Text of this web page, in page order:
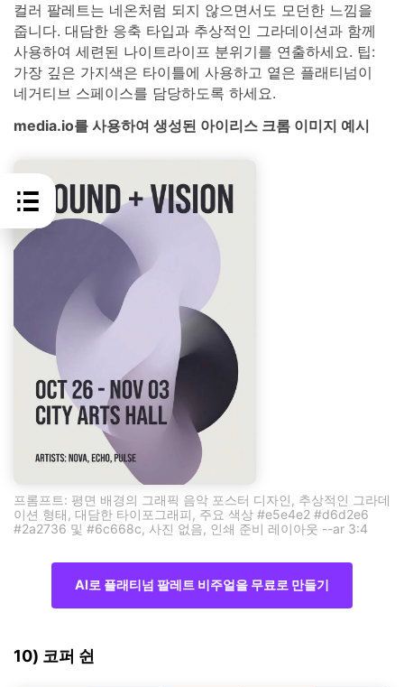
컬러 팔레트는 네온처럼 되지 않으면서도 모던한 느낌을
줍니다. 대담한 응축 타입과 추상적인 그라데이션과 함께
사용하여 세련된 나이트라이프 분위기를 연출하세요. 팁:
가장 깊은 가지색은 타이틀에 사용하고 옅은 플래티넘이
네거티브 스페이스를 담당하도록 하세요.
media.io를 사용하여 생성된 아이리스 크롬 이미지 예시
프롬프트: 평면 배경의 그래픽 음악 포스터 디자인, 추상적인 그라데
이션 형태, 대담한 타이포그래피, 주요 색상 #e5e4e2 #d6d2e6
#2a2736 및 #6c668c, 사진 없음, 인쇄 준비 레이아웃 --ar 3:4
AI로 플래티넘 팔레트 비주얼을 무료로 만들기
10) 코퍼 쉰